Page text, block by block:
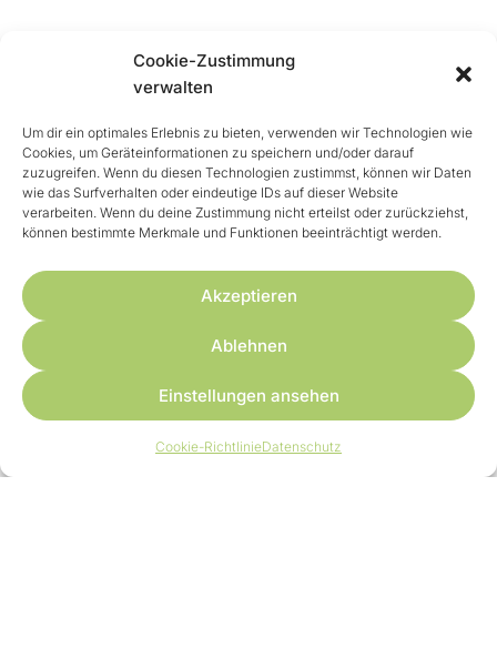
Cookie-Zustimmung
verwalten
Um dir ein optimales Erlebnis zu bieten, verwenden wir Technologien wie
Cookies, um Geräteinformationen zu speichern und/oder darauf
zuzugreifen. Wenn du diesen Technologien zustimmst, können wir Daten
wie das Surfverhalten oder eindeutige IDs auf dieser Website
verarbeiten. Wenn du deine Zustimmung nicht erteilst oder zurückziehst,
können bestimmte Merkmale und Funktionen beeinträchtigt werden.
Akzeptieren
Ablehnen
Einstellungen ansehen
Cookie-RichtlinieDatenschutz